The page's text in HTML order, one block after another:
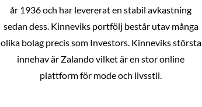
år 1936 och har levererat en stabil avkastning
sedan dess. Kinneviks portfölj består utav många
olika bolag precis som Investors. Kinneviks största
innehav är Zalando vilket är en stor online
plattform för mode och livsstil.